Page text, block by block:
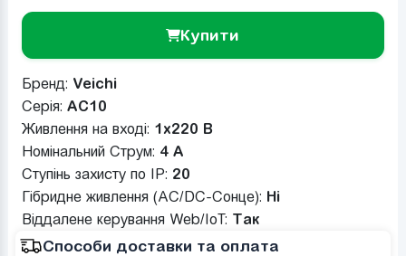
Купити
Бренд: Veichi
Серія: AC10
Живлення на вході: 1x220 В
Номінальний Струм: 4 A
Ступінь захисту по IP: 20
Гібридне живлення (AC/DC-Сонце): Ні
Віддалене керування Web/IoT: Так
Способи доставки та оплата